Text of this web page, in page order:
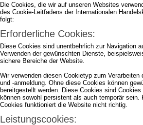
Die Cookies, die wir auf unseren Websites
des Cookie-Leitfadens der Internationalen
folgt:
Erforderliche Cookies:
Diese Cookies sind unentbehrlich zur Navigation
Verwenden der gewünschten Dienste,
sichere Bereiche der Website.
Wir verwenden diesen Cookietyp zum Verarbeiten
und -anmeldung. Ohne diese Cookies können
bereitgestellt werden. Diese Cookies sind
können sowohl persistent als auch temporär sein.
Cookies funktioniert die Website nicht richtig.
Leistungscookies: